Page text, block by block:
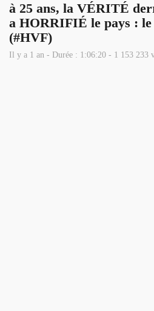
à 25 ans, la VÉRITÉ
a HORRIFIÉ le pays : le
(#HVF)
Il y a 1 an - Durée : 1:06:20 - 1 153 233